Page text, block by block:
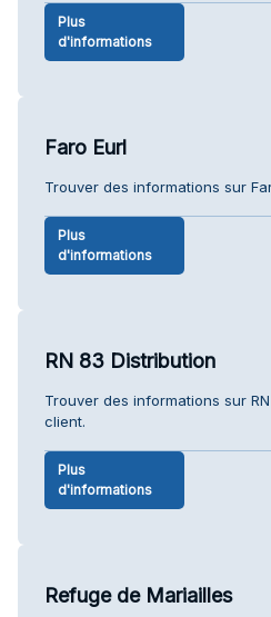
Plus
d'informations
Faro Eurl
Trouver des informations sur
Plus
d'informations
RN 83 Distribution
Trouver des informations sur
client.
Plus
d'informations
Refuge de Mariailles